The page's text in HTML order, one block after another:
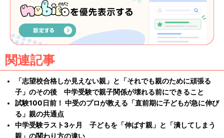
関連記事
「志望校合格しか見えない親」と「それでも親のために頑張る
子」のその後 中学受験で親子関係が壊れる前にできること
試験100日前！ 中受のプロが教える「直前期に子どもが急に伸び
る」親の共通点
中学受験ラスト3ヶ月 子どもを「伸ばす親」と「潰してしまう
親」の関わり方の違い